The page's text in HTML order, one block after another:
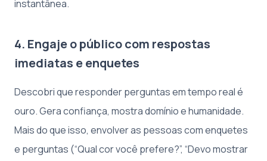
instantânea.
4. Engaje o público com respostas
imediatas e enquetes
Descobri que responder perguntas em tempo real é
ouro. Gera confiança, mostra domínio e humanidade.
Mais do que isso, envolver as pessoas com enquetes
e perguntas (“Qual cor você prefere?”, “Devo mostrar